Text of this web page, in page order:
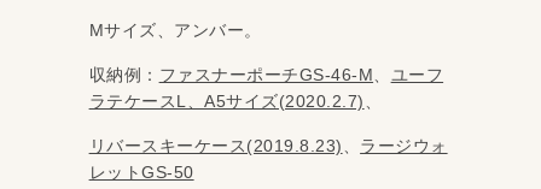
Mサイズ、アンバー。
収納例： ファスナーポーチGS-46-M
ユーフ
ラテケースL、A5サイズ(2020.2.7)
リバースキーケース(2019.8.23)
ラージウォ
レットGS-50